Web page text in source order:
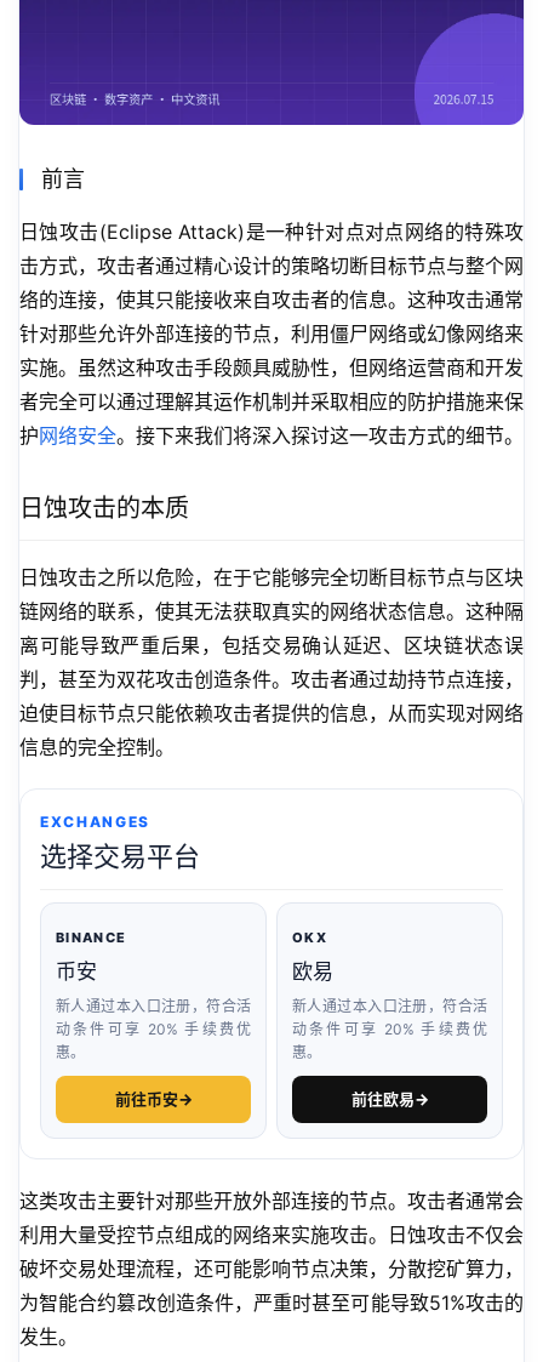
前言
日蚀攻击(Eclipse Attack)是一种针对点对点网络的特殊攻
击方式，攻击者通过精心设计的策略切断目标节点与整个网
络的连接，使其只能接收来自攻击者的信息。这种攻击通常
针对那些允许外部连接的节点，利用僵尸网络或幻像网络来
实施。虽然这种攻击手段颇具威胁性，但网络运营商和开发
者完全可以通过理解其运作机制并采取相应的防护措施来保
护网络安全。接下来我们将深入探讨这一攻击方式的细节。
日蚀攻击的本质
日蚀攻击之所以危险，在于它能够完全切断目标节点与区块
链网络的联系，使其无法获取真实的网络状态信息。这种隔
离可能导致严重后果，包括交易确认延迟、区块链状态误
判，甚至为双花攻击创造条件。攻击者通过劫持节点连接，
迫使目标节点只能依赖攻击者提供的信息，从而实现对网络
信息的完全控制。
EXCHANGES
选择交易平台
BINANCE
币安
新人通过本入口注册，符合活
动条件可享 20% 手续费优
惠。
前往币安→
OKX
欧易
新人通过本入口注册，符合活
动条件可享 20% 手续费优
惠。
前往欧易→
这类攻击主要针对那些开放外部连接的节点。攻击者通常会
利用大量受控节点组成的网络来实施攻击。日蚀攻击不仅会
破坏交易处理流程，还可能影响节点决策，分散挖矿算力，
为智能合约篡改创造条件，严重时甚至可能导致51%攻击的
发生。